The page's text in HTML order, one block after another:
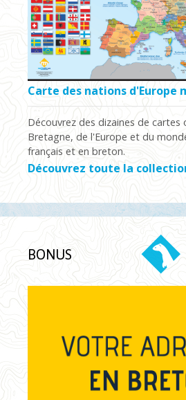
Carte des nations d'Europe
Découvrez des dizaines de cartes
Bretagne, de l'Europe et du
français et en breton.
Découvrez toute la
BONUS